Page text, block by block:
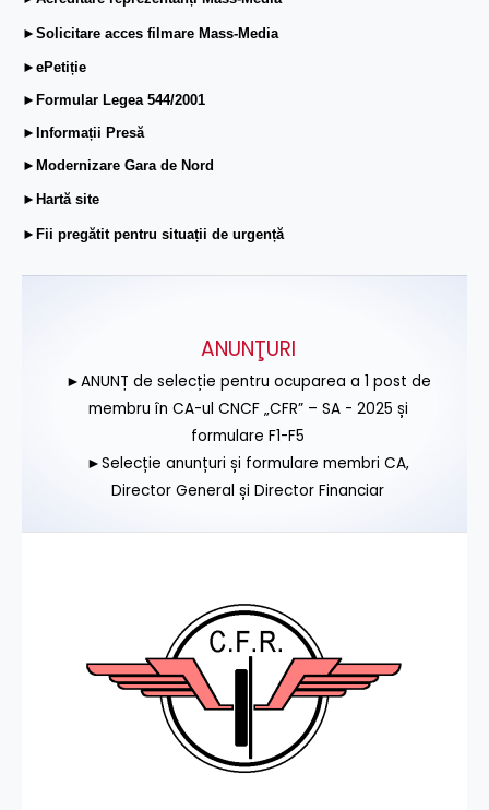
►Solicitare acces filmare Mass-Media
►ePetiție
►Formular Legea 544/2001
►Informații Presă
►Modernizare Gara de Nord
►Hartă site
►Fii pregătit pentru situații de urgență
ANUNŢURI
►ANUNȚ de selecție pentru ocuparea a 1 post de
membru în CA-ul CNCF „CFR” – SA - 2025 și
formulare F1-F5
►Selecție anunțuri și formulare membri CA,
Director General și Director Financiar